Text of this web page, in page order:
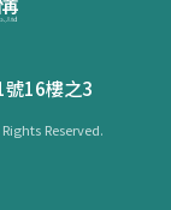
16樓之3
Reserved.